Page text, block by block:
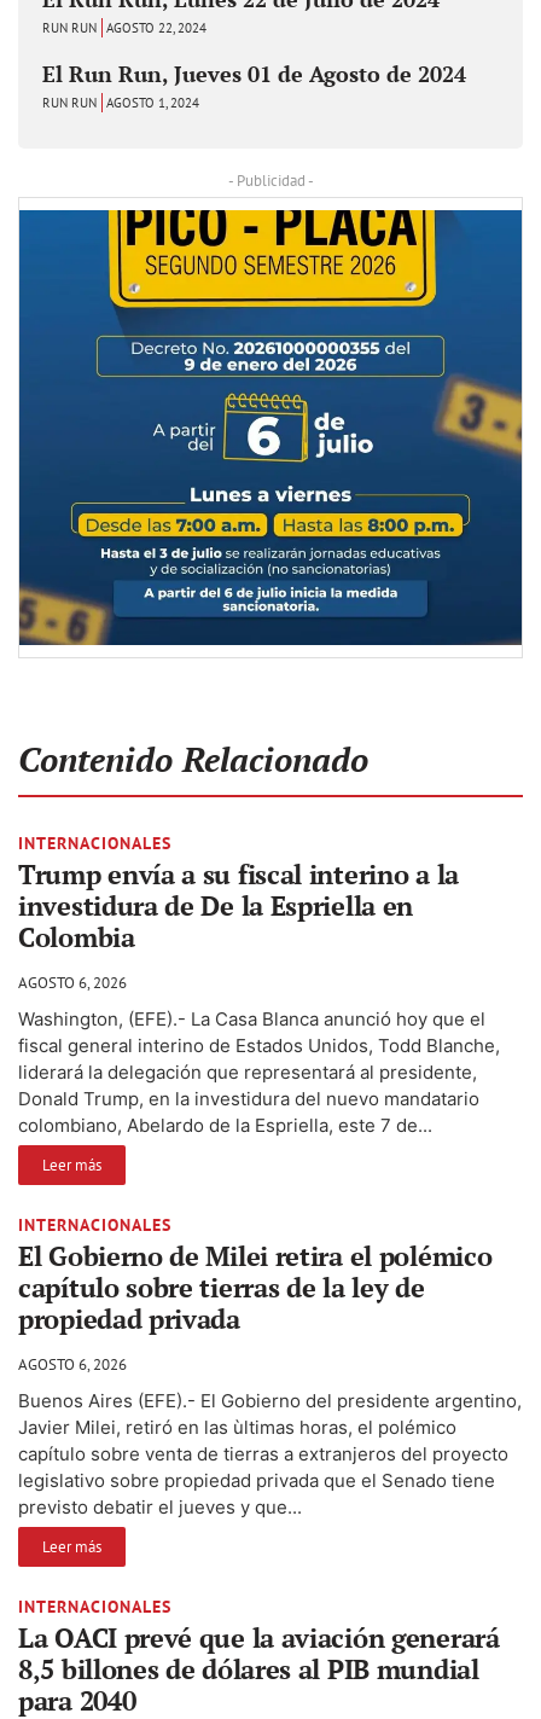
RUN RUN AGOSTO 22, 2024
El Run Run, Jueves 01 de Agosto de 2024
RUN RUN AGOSTO 1, 2024
- Publicidad -
Contenido Relacionado
INTERNACIONALES
Trump envía a su fiscal interino a la
investidura de De la Espriella en
Colombia
AGOSTO 6, 2026
Washington, (EFE).- La Casa Blanca anunció hoy que el
fiscal general interino de Estados Unidos, Todd Blanche,
liderará la delegación que representará al presidente,
Donald Trump, en la investidura del nuevo mandatario
colombiano, Abelardo de la Espriella, este 7 de...
Leer más
INTERNACIONALES
El Gobierno de Milei retira el polémico
capítulo sobre tierras de la ley de
propiedad privada
AGOSTO 6, 2026
Buenos Aires (EFE).- El Gobierno del presidente argentino,
Javier Milei, retiró en las ùltimas horas, el polémico
capítulo sobre venta de tierras a extranjeros del proyecto
legislativo sobre propiedad privada que el Senado tiene
previsto debatir el jueves y que...
Leer más
INTERNACIONALES
La OACI prevé que la aviación generará
8,5 billones de dólares al PIB mundial
para 2040